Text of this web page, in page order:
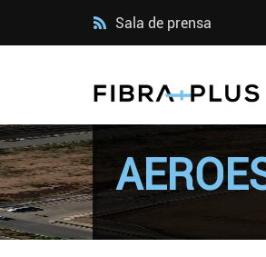
Sala de prensa